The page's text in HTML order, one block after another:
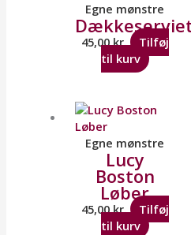
Egne mønstre
45,00kr.
Tilføj
til kurv
Egne mønstre
Lucy
Boston
Løber
45,00kr.
Tilføj
til kurv